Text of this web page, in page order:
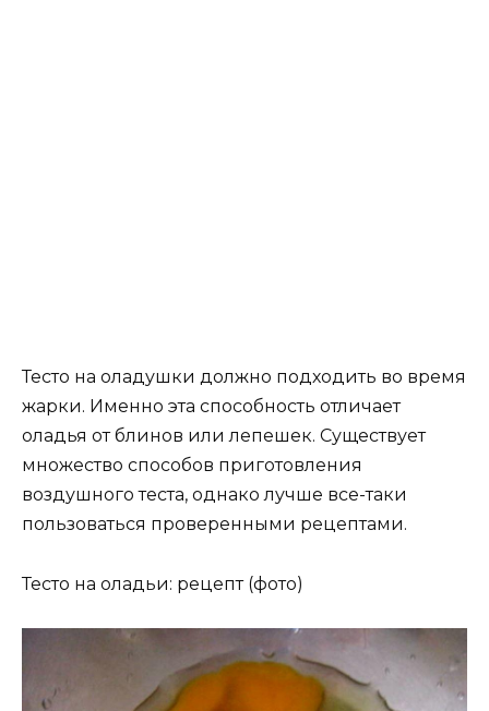
Тесто на оладушки должно подходить во время
жарки. Именно эта способность отличает
оладья от блинов или лепешек. Существует
множество способов приготовления
воздушного теста, однако лучше все-таки
пользоваться проверенными рецептами.
Тесто на оладьи: рецепт (фото)